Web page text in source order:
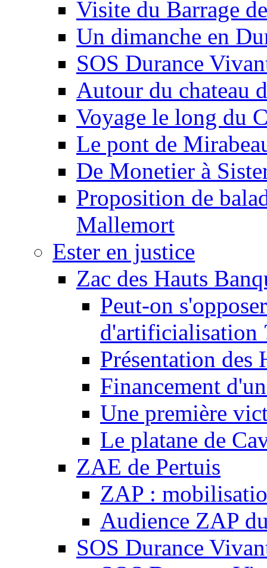
Visite du Barrage
Un dimanche en
SOS Durance
Autour du chateau
Voyage le long du
Le pont de
De Monetier à
Proposition de
Mallemort
Ester en justice
Zac des Hauts
Peut-on
d'artificialisation
Présentation des
Financement
Une première
Le platane de
ZAE de Pertuis
ZAP :
Audience ZAP
SOS Durance